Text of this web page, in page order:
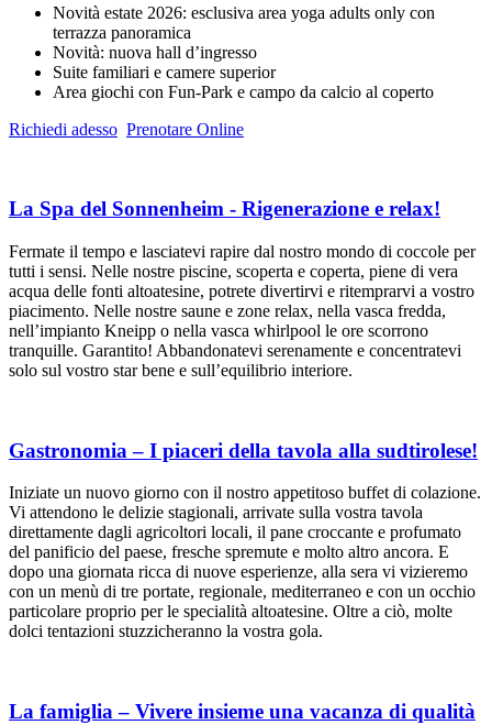
Novità estate 2026: esclusiva area yoga adults only con
terrazza panoramica
Novità: nuova hall d’ingresso
Suite familiari e camere superior
Area giochi con Fun-Park e campo da calcio al coperto
Richiedi adesso Prenotare Online
La Spa del Sonnenheim - Rigenerazione e relax!
Fermate il tempo e lasciatevi rapire dal nostro mondo di coccole per
tutti i sensi. Nelle nostre piscine, scoperta e coperta, piene di vera
acqua delle fonti altoatesine, potrete divertirvi e ritemprarvi a vostro
piacimento. Nelle nostre saune e zone relax, nella vasca fredda,
nell’impianto Kneipp o nella vasca whirlpool le ore scorrono
tranquille. Garantito! Abbandonatevi serenamente e concentratevi
solo sul vostro star bene e sull’equilibrio interiore.
Gastronomia – I piaceri della tavola alla sudtirolese!
Iniziate un nuovo giorno con il nostro appetitoso buffet di colazione.
Vi attendono le delizie stagionali, arrivate sulla vostra tavola
direttamente dagli agricoltori locali, il pane croccante e profumato
del panificio del paese, fresche spremute e molto altro ancora. E
dopo una giornata ricca di nuove esperienze, alla sera vi vizieremo
con un menù di tre portate, regionale, mediterraneo e con un occhio
particolare proprio per le specialità altoatesine. Oltre a ciò, molte
dolci tentazioni stuzzicheranno la vostra gola.
La famiglia – Vivere insieme una vacanza di qualità